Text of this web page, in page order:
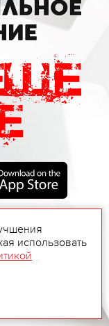
использовать